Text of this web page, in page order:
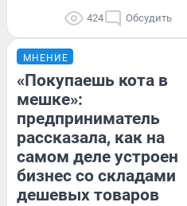
424 Обсудить
МНЕНИЕ
«Покупаешь кота в
мешке»:
предприниматель
рассказала, как на
самом деле устроен
бизнес со складами
дешевых товаров